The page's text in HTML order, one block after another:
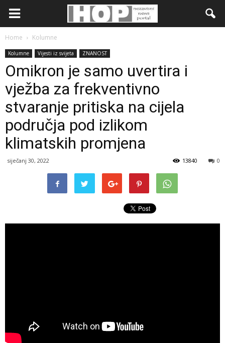
Home Kolumne
Kolumne Vijesti iz svijeta ZNANOST
Omikron je samo uvertira i
vježba za frekventivno
stvaranje pritiska na cijela
područja pod izlikom
klimatskih promjena
siječanj 30, 2022 0
13840